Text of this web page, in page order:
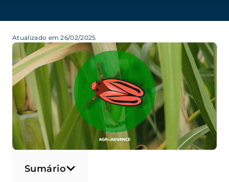
Atualizado em 26/02/2025
Sumário